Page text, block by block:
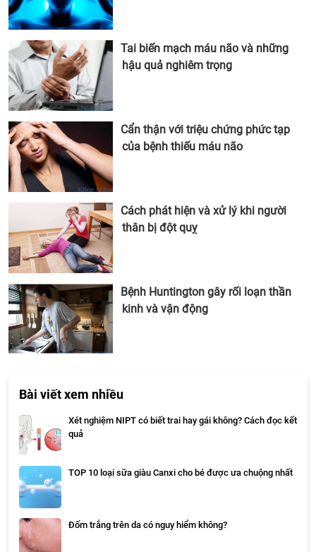
Tai biến mạch máu não và những
hậu quả nghiêm trọng
Cẩn thận với triệu chứng phức tạp
của bệnh thiếu máu não
Cách phát hiện và xử lý khi người
thân bị đột quỵ
Bệnh Huntington gây rối loạn thần
kinh và vận động
Bài viết xem nhiều
Xét nghiệm NIPT có biết trai hay gái không? Cách đọc kết
quả
TOP 10 loại sữa giàu Canxi cho bé được ưa chuộng nhất
Đốm trắng trên da có nguy hiểm không?